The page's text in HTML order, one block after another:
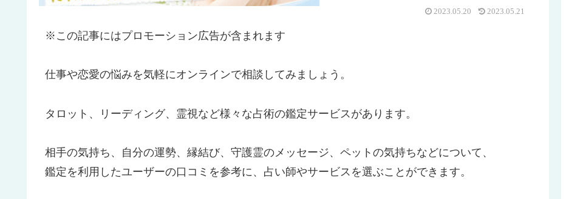
2023.05.20 2023.05.21
※この記事にはプロモーション広告が含まれます
仕事や恋愛の悩みを気軽にオンラインで相談してみましょう。
タロット、リーディング、霊視など様々な占術の鑑定サービスがあります。
相手の気持ち、自分の運勢、縁結び、守護霊のメッセージ、ペットの気持ちなどについて、
鑑定を利用したユーザーの口コミを参考に、占い師やサービスを選ぶことができます。